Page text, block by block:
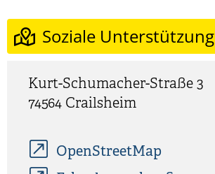
Soziale Unterstützung
Kurt-Schumacher-Straße 3
74564 Crailsheim
OpenStreetMap